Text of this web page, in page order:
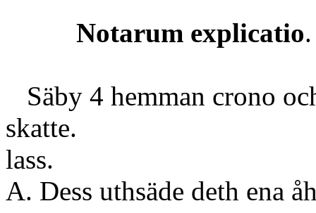
Notarum explicatio.
Säby 4 hemman crono
lass.
A. Dess uthsäde deth ena